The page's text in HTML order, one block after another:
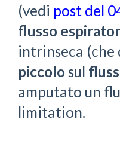
(vedi post del
flusso
intrinseca (che
piccolo sul
amputato un
limitation.